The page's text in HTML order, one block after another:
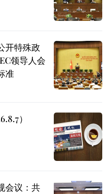
开特殊政
领导人会
准
）
会议：共